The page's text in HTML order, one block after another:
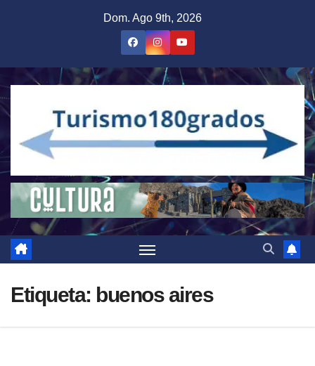
Dom. Ago 9th, 2026
Etiqueta: buenos aires